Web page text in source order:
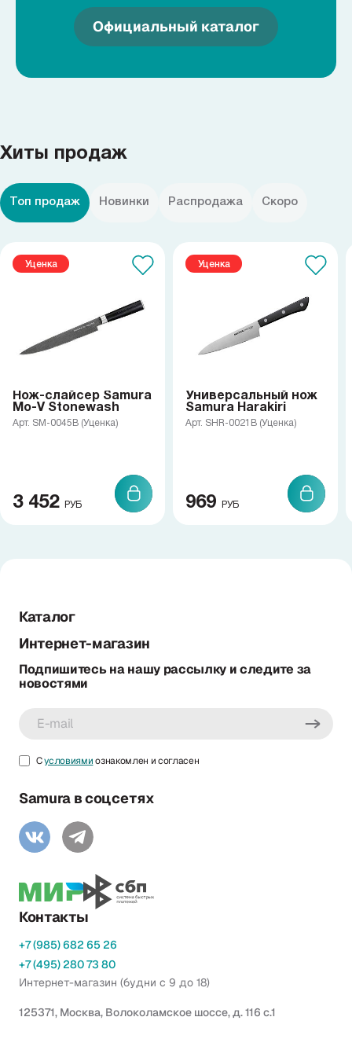
Официальный каталог
Хиты продаж
Топ продаж Новинки Распродажа Скоро
Уценка
Нож-слайсер Samura
Mo-V Stonewash
Арт. SM-0045B (Уценка)
3 452 РУБ
Уценка
Универсальный нож
Samura Harakiri
Арт. SHR-0021B (Уценка)
969 РУБ
Каталог
Интернет-магазин
Подпишитесь на нашу рассылку и следите за
новостями
Сусловиямиознакомлен и согласен
Samura в соцсетях
Контакты
+7 (985) 682 65 26
+7 (495) 280 73 80
Интернет-магазин (будни с 9 до 18)
125371, Москва, Волоколамское шоссе, д. 116 с.1